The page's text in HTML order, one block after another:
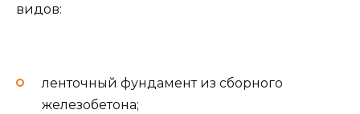
видов:
ленточный фундамент из сборного
железобетона;